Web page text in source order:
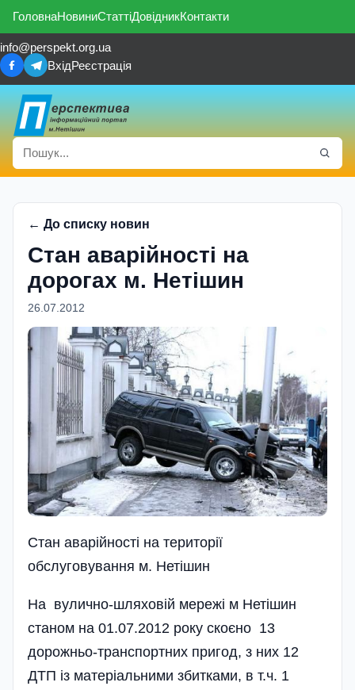
ГоловнаНовиниСтаттіДовідникКонтакти
info@perspekt.org.ua
ВхідРеєстрація
← До списку новин
Стан аварійності на
дорогах м. Нетішин
26.07.2012
Стан аварійності на території
обслуговування м. Нетішин
На вулично-шляховій мережі м Нетішин
станом на 01.07.2012 року скоєно 13
дорожньо-транспортних пригод, з них 12
ДТП із матеріальними збитками, в т.ч. 1